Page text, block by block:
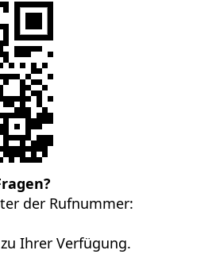
der Rufnummer:
Ihrer Verfügung.